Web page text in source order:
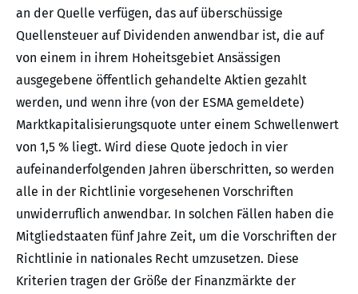
an der Quelle verfügen, das auf überschüssige
Quellensteuer auf Dividenden anwendbar ist, die auf
von einem in ihrem Hoheitsgebiet Ansässigen
ausgegebene öffentlich gehandelte Aktien gezahlt
werden, und wenn ihre (von der ESMA gemeldete)
Marktkapitalisierungsquote unter einem Schwellenwert
von 1,5 % liegt. Wird diese Quote jedoch in vier
aufeinanderfolgenden Jahren überschritten, so werden
alle in der Richtlinie vorgesehenen Vorschriften
unwiderruflich anwendbar. In solchen Fällen haben die
Mitgliedstaaten fünf Jahre Zeit, um die Vorschriften der
Richtlinie in nationales Recht umzusetzen. Diese
Kriterien tragen der Größe der Finanzmärkte der